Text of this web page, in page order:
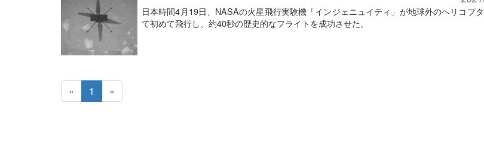
日本時間4月19日、NASAの火星飛行実験機「インジェニュイティ」が地球外のヘリコプ
て初めて飛行し、約40秒の歴史的なフライトを成功させた。
« 1 »